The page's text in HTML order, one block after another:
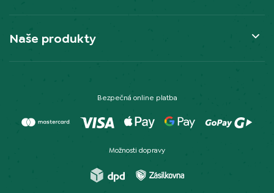
Naše produkty
Bezpečná online platba
Možnosti dopravy